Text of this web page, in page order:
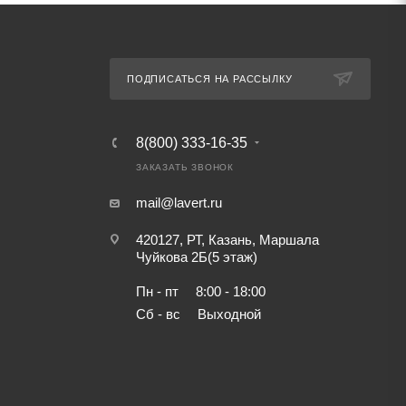
ПОДПИСАТЬСЯ НА РАССЫЛКУ
8(800) 333-16-35
ЗАКАЗАТЬ ЗВОНОК
mail@lavert.ru
420127, РТ, Казань, Маршала
Чуйкова 2Б(5 этаж)
Пн - пт
8:00 - 18:00
Сб - вс
Выходной